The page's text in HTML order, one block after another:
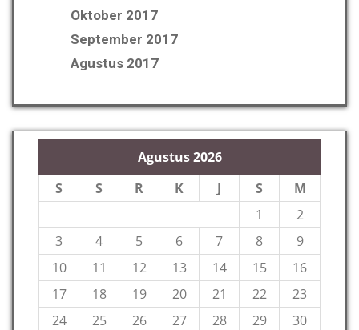
Oktober 2017
September 2017
Agustus 2017
Agustus 2026
S
S R K J S
M
1
2
3
4 5 6 7 8
9
10
11 12 13 14 15
16
17
18 19 20 21 22
23
24
25 26 27 28 29
30